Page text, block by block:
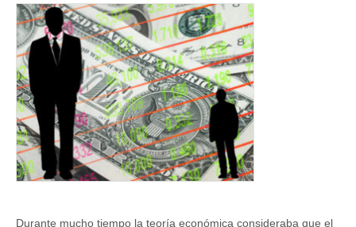
Durante mucho tiempo la teoría económica consideraba que el